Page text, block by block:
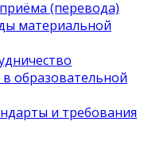
(перевода)
материальной
образовательной
и требования